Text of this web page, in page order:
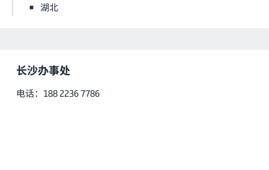
湖北
长沙办事处
电话：188 2236 7786